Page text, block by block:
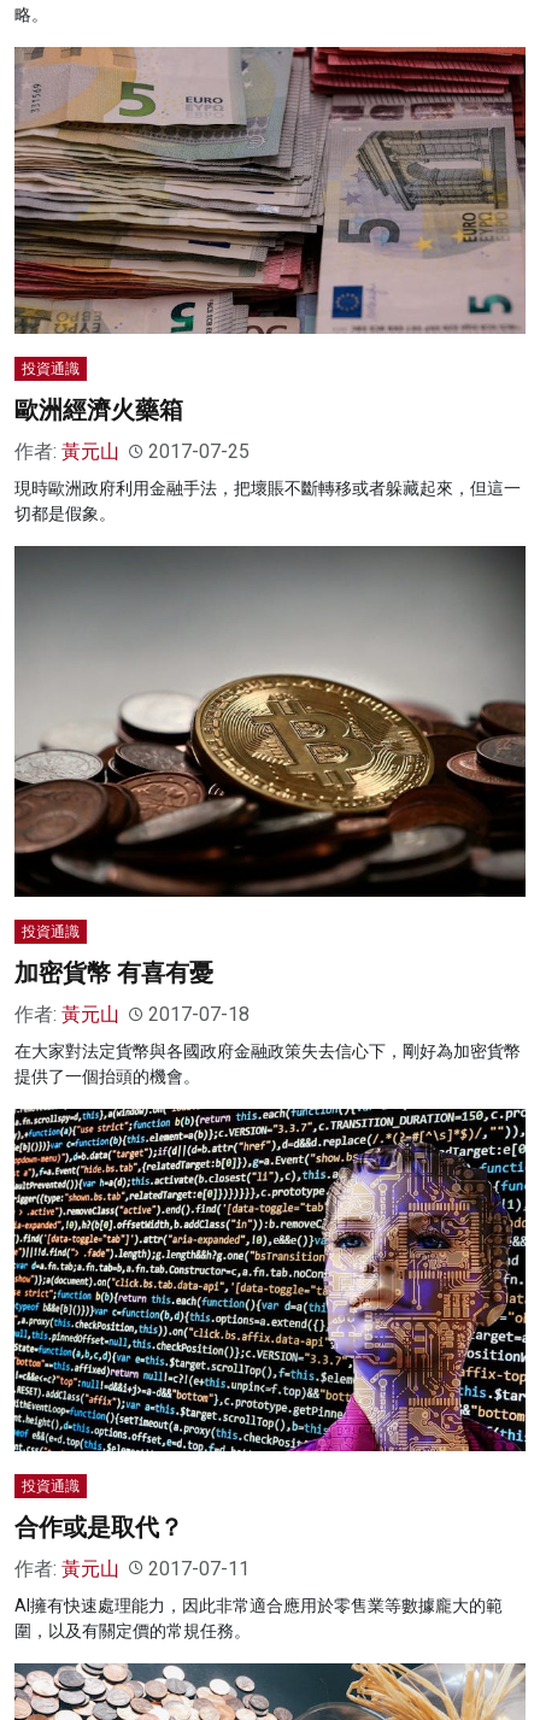
略。
投資通識
歐洲經濟火藥箱
作者: 黃元山 2017-07-25
現時歐洲政府利用金融手法，把壞賬不斷轉移或者躲藏起來，但這一
切都是假象。
投資通識
加密貨幣 有喜有憂
作者: 黃元山 2017-07-18
在大家對法定貨幣與各國政府金融政策失去信心下，剛好為加密貨幣
提供了一個抬頭的機會。
投資通識
合作或是取代？
作者: 黃元山 2017-07-11
AI擁有快速處理能力，因此非常適合應用於零售業等數據龐大的範
圍，以及有關定價的常規任務。